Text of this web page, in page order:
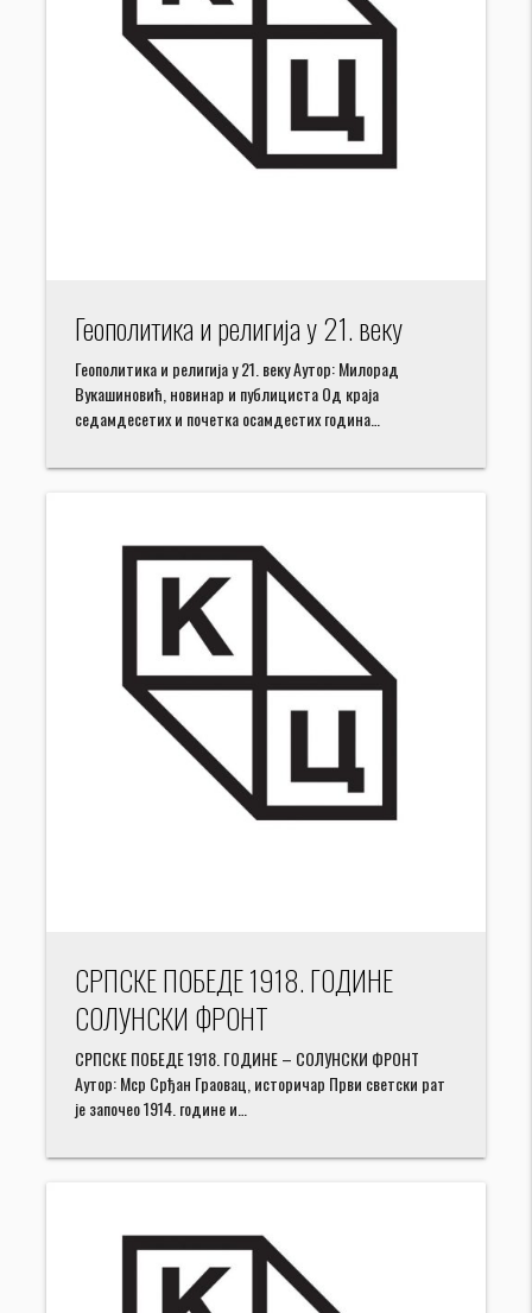
Геополитика и религија у 21. веку
Геополитика и религија у 21. веку Аутор: Милорад
Вукашиновић, новинар и публициста Од краја
седамдесетих и почетка осамдестих година…
СРПСКЕ ПОБЕДЕ 1918. ГОДИНЕ
СОЛУНСКИ ФРОНТ
СРПСКЕ ПОБЕДЕ 1918. ГОДИНЕ – СОЛУНСКИ ФРОНТ
Аутор: Мср Срђан Граовац, историчар Први светски рат
је започео 1914. године и…